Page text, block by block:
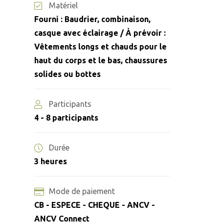
Matériel
Fourni : Baudrier, combinaison,
casque avec éclairage / À prévoir :
Vêtements longs et chauds pour le
haut du corps et le bas, chaussures
solides ou bottes
Participants
4 - 8 participants
Durée
3 heures
Mode de paiement
CB - ESPECE - CHEQUE - ANCV -
ANCV Connect